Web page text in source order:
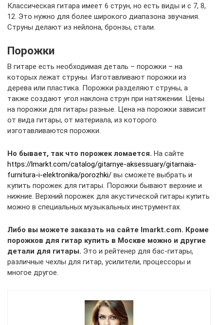
Классическая гитара имеет 6 струн, но есть виды и с 7, 8,
12. Это нужно для более широкого диапазона звучания.
Струны делают из нейлона, бронзы, стали.
Порожки
В гитаре есть необходимая деталь – порожки – на
которых лежат струны. Изготавливают порожки из
дерева или пластика. Порожки разделяют струны, а
также создают угол наклона струн при натяжении. Цены
на порожки для гитары разные. Цена на порожки зависит
от вида гитары, от материала, из которого
изготавливаются порожки.
Но бывает, так что порожек ломается. На сайте
https://lmarkt.com/catalog/gitarnye-aksessuary/gitarnaia-
furnitura-i-elektronika/porozhki/ вы сможете выбрать и
купить порожек для гитары. Порожки бывают верхние и
нижние. Верхний порожек для акустической гитары купить
можно в специальных музыкальных инструментах.
Либо вы можете заказать на сайте Imarkt.com. Кроме
порожков для гитар купить в Москве можно и другие
детали для гитары. Это и рейтенер для бас-гитары,
различные чехлы для гитар, усилители, процессоры и
многое другое.